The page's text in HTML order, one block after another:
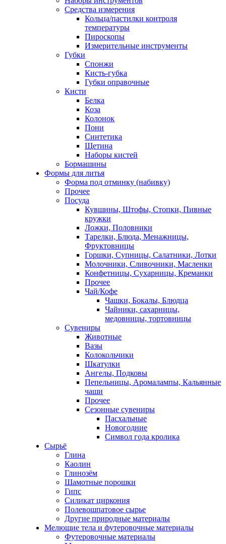
Средства измерения
Кольца/пастилки контроля
температуры
Пироскопы
Измерительные инструменты
Губки
Спонжи
Кисть-губка
Губки оправочные
Кисти
Белка
Коза
Колонок
Пони
Синтетика
Щетина
Наборы кистей
Бормашины
Формы для литья
Форма под отминку (набивку)
Прочее
Посуда
Кувшины, Штофы, Стопки, Пивные
кружки
Ложки, Половники
Тарелки, Блюда, Менажницы,
Фруктовницы
Горшки, Супницы, Салатники, Лотки
Молочники, Сливочники, Масленки
Конфетницы, Сухарницы, Креманки
Прочее
Чай/Кофе
Чашки, Бокалы, Блюдца
Чайники, сахарницы,
медовницы, тортовницы
Сувениры
Животные
Вазы
Колокольчики
Шкатулки
Ангелы, Подковы
Пепельницы, Аромалампы, Кальянные
чаши
Прочее
Сезонные сувениры
Пасхальные
Новогодние
Символ года кролика
Сырьё
Глина
Каолин
Глинозём
Шамотные порошки
Гипс
Силикат циркония
Полевошпатовое сырье
Другие природные материалы
Мелющие тела и футеровочные материалы
Футеровочные материалы